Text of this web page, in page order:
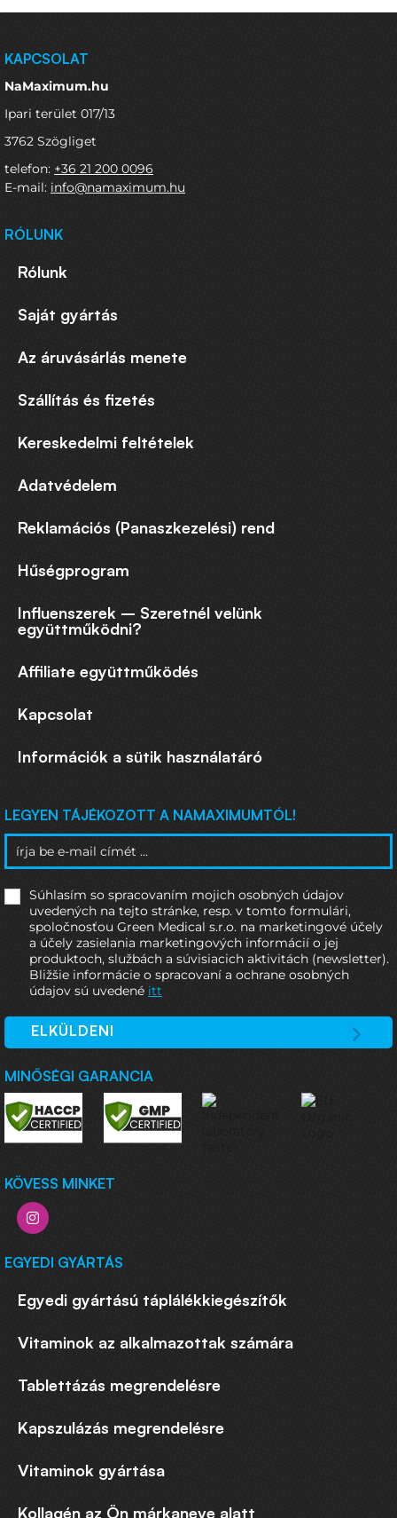
KAPCSOLAT
NaMaximum.hu
Ipari terület 017/13
3762 Szögliget
telefon: +36 21 200 0096
E-mail: info@namaximum.hu
RÓLUNK
Rólunk
Saját gyártás
Az áruvásárlás menete
Szállítás és fizetés
Kereskedelmi feltételek
Adatvédelem
Reklamációs (Panaszkezelési) rend
Hűségprogram
Influenszerek – Szeretnél velünk
együttműködni?
Affiliate együttműködés
Kapcsolat
Információk a sütik használatáró
LEGYEN TÁJÉKOZOTT A NAMAXIMUMTÓL!
Súhlasím so spracovaním mojich osobných údajov
uvedených na tejto stránke, resp. v tomto formulári,
spoločnosťou Green Medical s.r.o. na marketingové účely
a účely zasielania marketingových informácií o jej
produktoch, službách a súvisiacich aktivitách (newsletter).
Bližšie informácie o spracovaní a ochrane osobných
údajov sú uvedené itt
ELKÜLDENI
MINŐSÉGI GARANCIA
KÖVESS MINKET
EGYEDI GYÁRTÁS
Egyedi gyártású táplálékkiegészítők
Vitaminok az alkalmazottak számára
Tablettázás megrendelésre
Kapszulázás megrendelésre
Vitaminok gyártása
Kollagén az Ön márkaneve alatt